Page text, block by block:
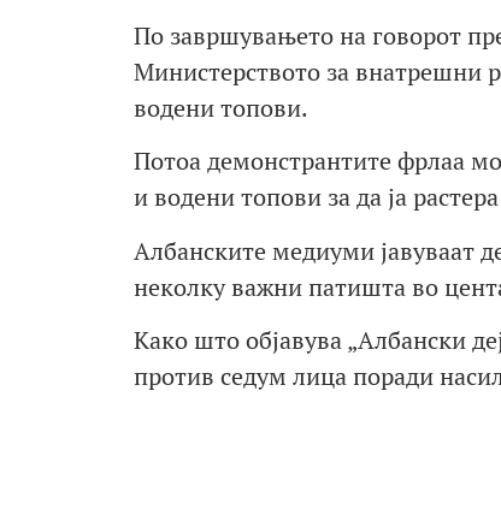
По завршувањето на говорот
Министерството за внатрешни
водени топови.
Потоа демонстрантите фрлаа
и водени топови за да ја
Албанските медиуми јавуваат
неколку важни патишта во
Како што објавува „Албански
против седум лица поради